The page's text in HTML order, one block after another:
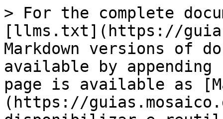
> For the complete
[llms.txt](https://
Markdown versions of
available by
page is available as
(https://